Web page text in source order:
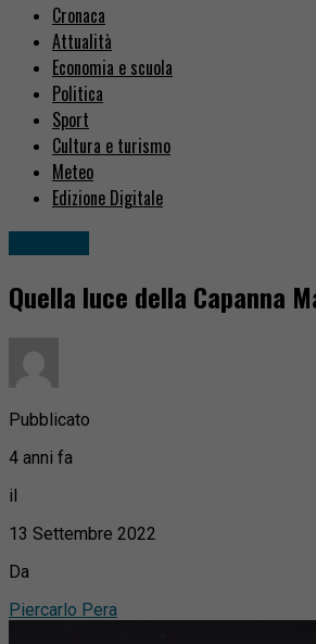
Cronaca
Attualità
Economia e scuola
Politica
Sport
Cultura e turismo
Meteo
Edizione Digitale
Quella luce della Capanna
Pubblicato
4 anni fa
il
13 Settembre 2022
Da
Piercarlo Pera